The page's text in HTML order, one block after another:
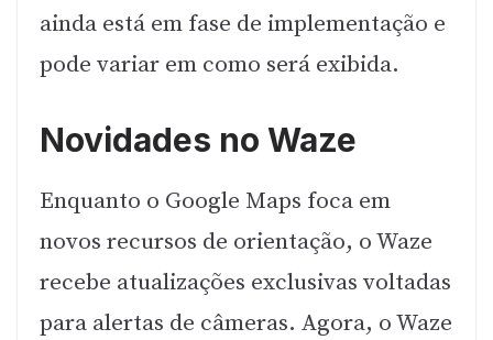
ainda está em fase de implementação e
pode variar em como será exibida.
Novidades no Waze
Enquanto o Google Maps foca em
novos recursos de orientação, o Waze
recebe atualizações exclusivas voltadas
para alertas de câmeras. Agora, o Waze